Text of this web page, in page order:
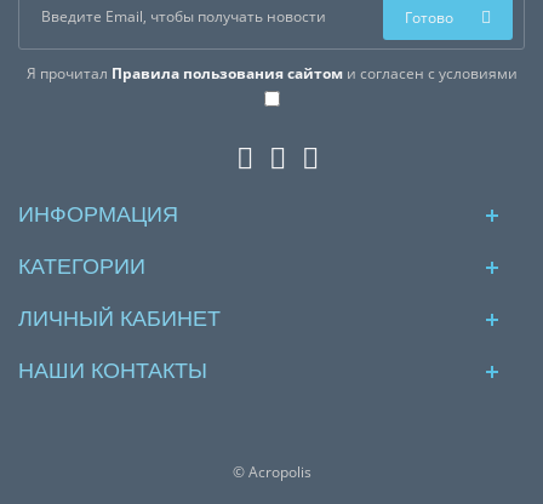
Я прочитал Правила пользования сайтоми согласен с условиями
Готово
ИНФОРМАЦИЯ
КАТЕГОРИИ
ЛИЧНЫЙ КАБИНЕТ
НАШИ КОНТАКТЫ
© Acropolis